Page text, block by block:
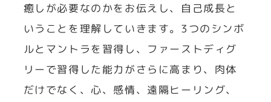
癒しが必要なのかをお伝えし、自己成長と
いうことを理解していきます。3つのシンボ
ルとマントラを習得し、ファーストディグ
リーで習得した能力がさらに高まり、肉体
だけでなく、心、感情、遠隔ヒーリング、